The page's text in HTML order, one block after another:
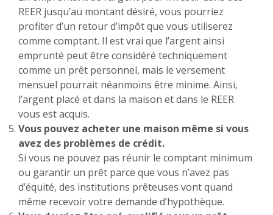
REER jusqu’au montant désiré, vous pourriez
profiter d’un retour d’impôt que vous utiliserez
comme comptant. Il est vrai que l’argent ainsi
emprunté peut être considéré techniquement
comme un prêt personnel, mais le versement
mensuel pourrait néanmoins être minime. Ainsi,
l’argent placé et dans la maison et dans le REER
vous est acquis.
Vous pouvez acheter une maison même si vous
avez des problèmes de crédit.
Si vous ne pouvez pas réunir le comptant minimum
ou garantir un prêt parce que vous n’avez pas
d’équité, des institutions prêteuses vont quand
même recevoir votre demande d’hypothèque.